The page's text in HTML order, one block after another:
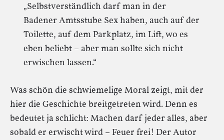
„Selbstverständlich darf man in der
Badener Amtsstube Sex haben, auch auf der
Toilette, auf dem Parkplatz, im Lift, wo es
eben beliebt – aber man sollte sich nicht
erwischen lassen.“
Was schön die schwiemelige Moral zeigt, mit der
hier die Geschichte breitgetreten wird. Denn es
bedeutet ja schlicht: Machen darf jeder alles, aber
sobald er erwischt wird – Feuer frei! Der Autor